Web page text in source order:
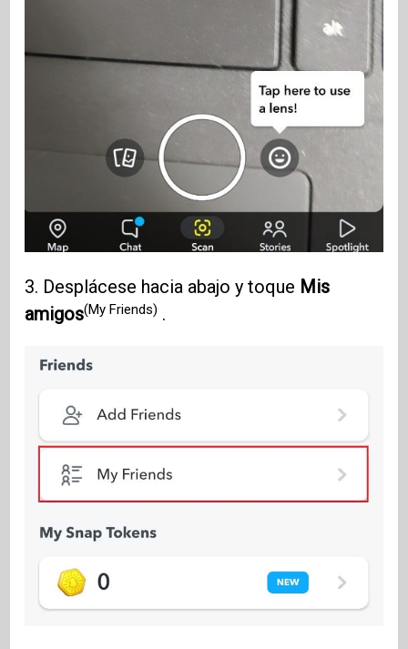
3. Desplácese hacia abajo y toque Mis
amigos(My Friends) .